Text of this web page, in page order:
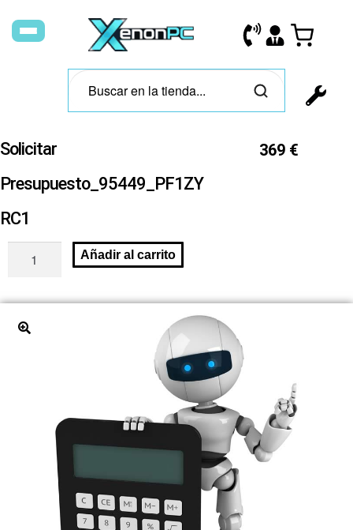
Solicitar
Presupuesto_95449_PF1ZY
RC1
369 €
Añadir al carrito